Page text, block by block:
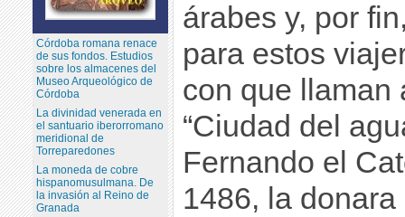
árabes y, por
para estos
con que llaman
“Ciudad del
Fernando el
1486, la
Córdoba romana renace
de sus fondos. Estudios
sobre los almacenes del
Museo Arqueológico de
Córdoba
La divinidad venerada en
el santuario iberorromano
meridional de
Torreparedones
La moneda de cobre
hispanomusulmana. De
la invasión al Reino de
Granada